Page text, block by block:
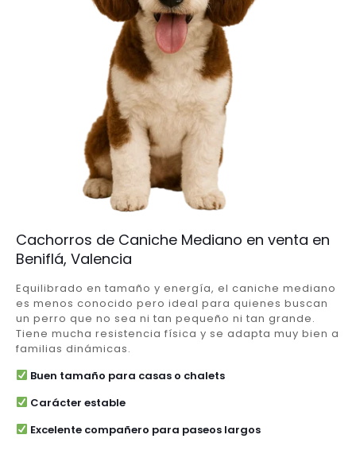
Cachorros de Caniche Mediano en venta en
Beniflá, Valencia
Equilibrado en tamaño y energía, el caniche mediano
es menos conocido pero ideal para quienes buscan
un perro que no sea ni tan pequeño ni tan grande.
Tiene mucha resistencia física y se adapta muy bien a
familias dinámicas.
Buen tamaño para casas o chalets
Carácter estable
Excelente compañero para paseos largos